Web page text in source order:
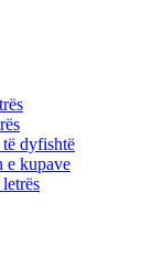
dyfishtë
e kupave